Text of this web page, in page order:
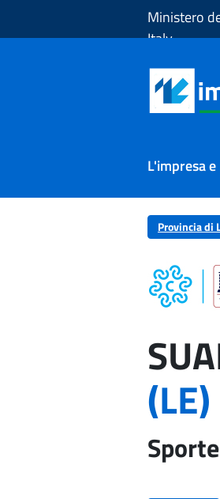
Ministero
Italy
L'impresa
Provincia di
(LE)